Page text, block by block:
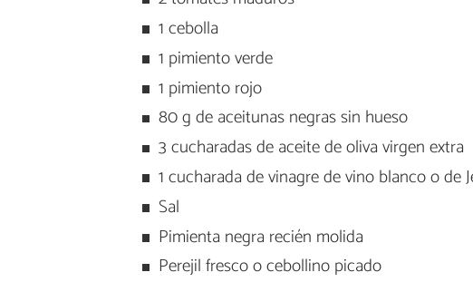
1 cebolla
1 pimiento verde
1 pimiento rojo
80 g de aceitunas negras sin hueso
3 cucharadas de aceite de oliva virgen extra
1 cucharada de vinagre de vino blanco o de
Sal
Pimienta negra recién molida
Perejil fresco o cebollino picado